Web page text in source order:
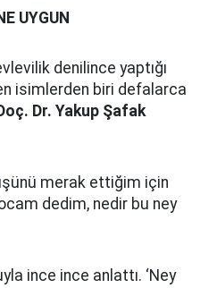
UYGUN
denilince yaptığı
isimlerden biri defalarca
Dr. Yakup Şafak
merak ettiğim için
dedim, nedir bu ney
ince ince anlattı. ‘Ney